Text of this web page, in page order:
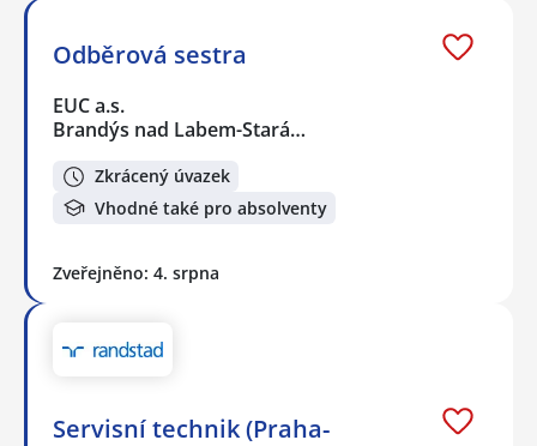
Odběrová sestra
EUC a.s.
Brandýs nad Labem-Stará…
Zkrácený úvazek
Vhodné také pro absolventy
Zveřejněno: 4. srpna
Servisní technik (Praha-